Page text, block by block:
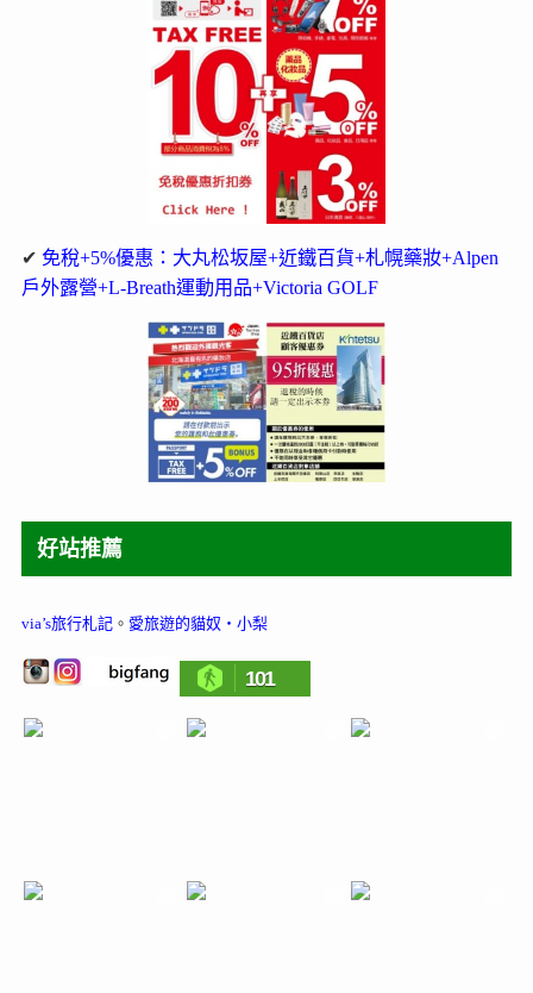
✔ 免稅+5%優惠：大丸松坂屋+近鐵百貨+札幌藥妝+Alpen
戶外露營+L-Breath運動用品+Victoria GOLF
好站推薦
via’s旅行札記。 愛旅遊的貓奴‧小梨
101